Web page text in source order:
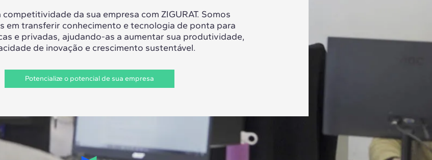
competitividade da sua empresa com ZIGURAT. Somos
em transferir conhecimento e tecnologia de ponta para
e privadas, ajudando-as a aumentar sua produtividade,
de inovação e crescimento sustentável.
Potencialize o potencial de sua empresa